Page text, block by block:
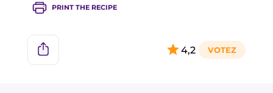
PRINT THE RECIPE
4,2